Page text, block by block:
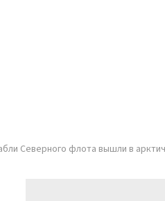
Северного флота вышли в